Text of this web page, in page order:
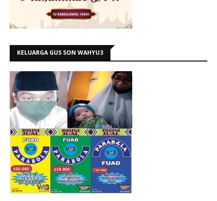
KELUARGA GUS SON WAHYU3